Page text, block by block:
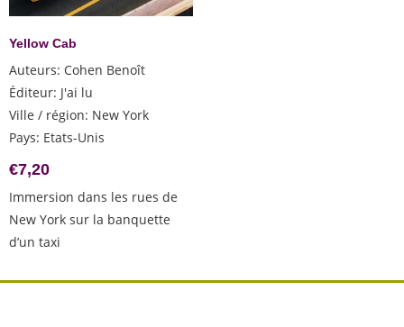
Yellow Cab
Auteurs: Cohen Benoît
Éditeur: J'ai lu
Ville / région: New York
Pays: Etats-Unis
€7,20
Immersion dans les rues de
New York sur la banquette
d’un taxi